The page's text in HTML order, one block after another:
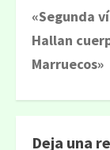
«Segunda
Hallan
Marruecos»
Deja una